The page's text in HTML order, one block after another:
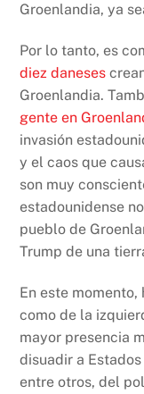
Groenlandia, ya
Por lo tanto, es
diez daneses
Groenlandia.
gente en
invasión
y el caos que
son muy
estadounidense
pueblo de
Trump de una
En este
como de la
mayor presencia
disuadir a
entre otros, del